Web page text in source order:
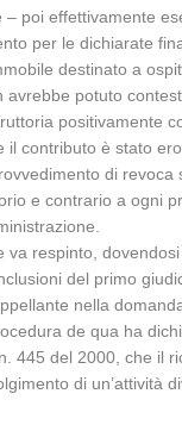
– poi effettivamente
per le dichiarate
destinato a
avrebbe potuto
positivamente
il contributo è stato
di revoca
e contrario a ogni
va respinto,
del primo
nella
de qua ha
445 del 2000, che il
di un’attività